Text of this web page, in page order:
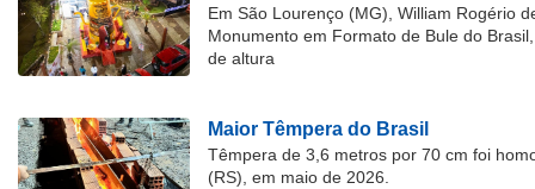
Em São Lourenço (MG), William Rogério
Monumento em Formato de Bule do
de altura
Maior Têmpera do Brasil
Têmpera de 3,6 metros por 70 cm foi
(RS), em maio de 2026.